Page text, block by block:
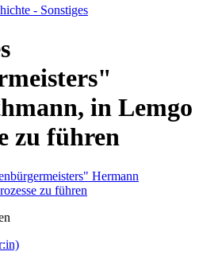
- Sonstiges
in Lemgo
zu führen